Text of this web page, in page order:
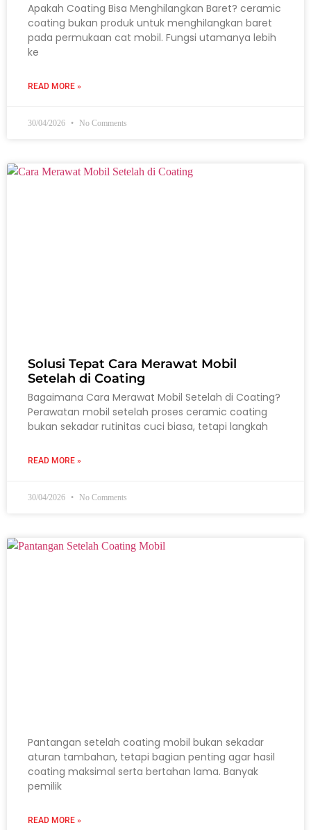
Apakah Coating Bisa Menghilangkan Baret? ceramic
coating bukan produk untuk menghilangkan baret
pada permukaan cat mobil. Fungsi utamanya lebih
ke
READ MORE »
30/04/2026 No Comments
Solusi Tepat Cara Merawat Mobil
Setelah di Coating
Bagaimana Cara Merawat Mobil Setelah di Coating?
Perawatan mobil setelah proses ceramic coating
bukan sekadar rutinitas cuci biasa, tetapi langkah
READ MORE »
30/04/2026 No Comments
Pantangan setelah coating mobil bukan sekadar
aturan tambahan, tetapi bagian penting agar hasil
coating maksimal serta bertahan lama. Banyak
pemilik
READ MORE »